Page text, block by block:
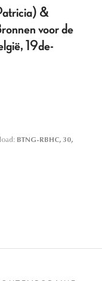
&
voor de
19de-
BTNG-RBHC, 30,